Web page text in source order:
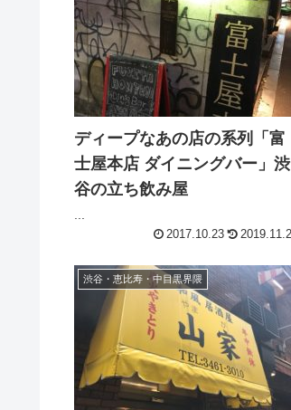
ディープなあの店の系列「富
士屋本店 ダイニングバー」渋
谷の立ち飲み屋
2017.10.23
渋谷・恵比寿・中目黒界隈